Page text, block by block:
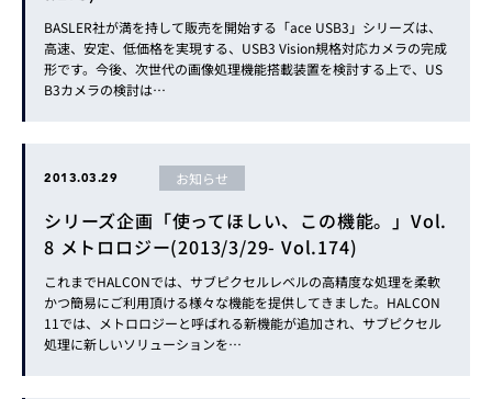
BASLER社が満を持して販売を開始する「ace USB3」シリーズは、
高速、安定、低価格を実現する、USB3 Vision規格対応カメラの完成
形です。今後、次世代の画像処理機能搭載装置を検討する上で、US
B3カメラの検討は…
2013.03.29 お知らせ
シリーズ企画「使ってほしい、この機能。」Vol.
8 メトロロジー(2013/3/29- Vol.174)
これまでHALCONでは、サブピクセルレベルの高精度な処理を柔軟
かつ簡易にご利用頂ける様々な機能を提供してきました。HALCON
11では、メトロロジーと呼ばれる新機能が追加され、サブピクセル
処理に新しいソリューションを…